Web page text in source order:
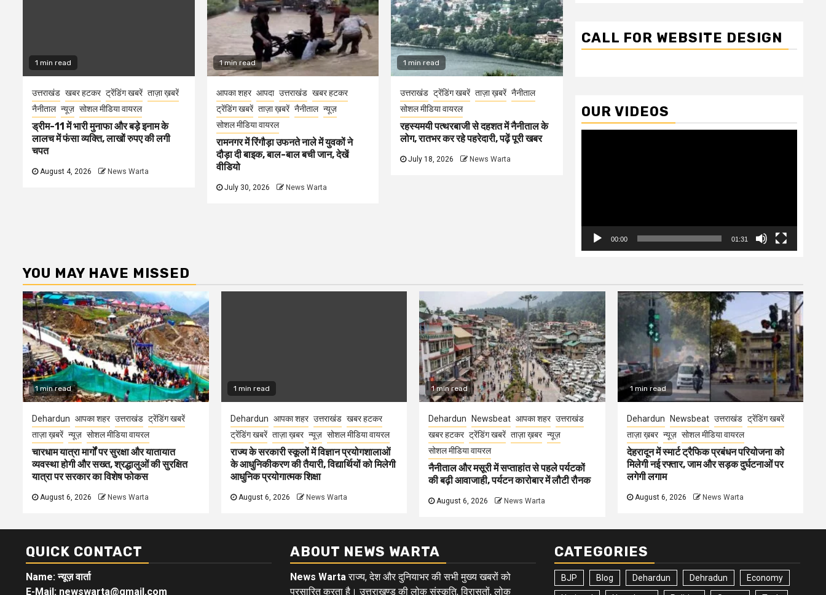
1 min read
उत्तराखंड खबर हटकर ट्रेंडिंग खबरें ताज़ा ख़बरें
नैनीताल न्यूज़ सोशल मीडिया वायरल
ड्रीम-11 में भारी मुनाफा और बड़े इनाम के
लालच में फंसा व्यक्ति, लाखों रुपए की लगी
चपत
August 4, 2026 News Warta
1 min read
आपका शहर आपदा उत्तराखंड खबर हटकर
ट्रेंडिंग खबरें ताज़ा ख़बरें नैनीताल न्यूज़
सोशल मीडिया वायरल
रामनगर में रिंगौड़ा उफनते नाले में युवकों ने
दौड़ा दी बाइक, बाल-बाल बची जान, देखें
वीडियो
July 30, 2026 News Warta
1 min read
उत्तराखंड ट्रेंडिंग खबरें ताज़ा ख़बरें नैनीताल
सोशल मीडिया वायरल
रहस्यमयी पत्थरबाजी से दहशत में नैनीताल के
लोग, रातभर कर रहे पहरेदारी, पढ़ें पूरी खबर
July 18, 2026 News Warta
CALL FOR WEBSITE DESIGN
OUR VIDEOS
00:00 01:31
YOU MAY HAVE MISSED
1 min read
Dehardun आपका शहर उत्तराखंड ट्रेंडिंग खबरें
ताज़ा ख़बरें न्यूज़ सोशल मीडिया वायरल
चारधाम यात्रा मार्गों पर सुरक्षा और यातायात
व्यवस्था होगी और सख्त, श्रद्धालुओं की सुरक्षित
यात्रा पर सरकार का विशेष फोकस
August 6, 2026 News Warta
1 min read
Dehardun आपका शहर उत्तराखंड खबर हटकर
ट्रेंडिंग खबरें ताज़ा ख़बर न्यूज़ सोशल मीडिया वायरल
राज्य के सरकारी स्कूलों में विज्ञान प्रयोगशालाओं
के आधुनिकीकरण की तैयारी, विद्यार्थियों को मिलेगी
आधुनिक प्रयोगात्मक शिक्षा
August 6, 2026 News Warta
1 min read
Dehardun Newsbeat आपका शहर उत्तराखंड
खबर हटकर ट्रेंडिंग खबरें ताज़ा ख़बर न्यूज़
सोशल मीडिया वायरल
नैनीताल और मसूरी में सप्ताहांत से पहले पर्यटकों
की बढ़ी आवाजाही, पर्यटन कारोबार में लौटी रौनक
August 6, 2026 News Warta
1 min read
Dehardun Newsbeat उत्तराखंड ट्रेंडिंग खबरें
ताज़ा ख़बर न्यूज़ सोशल मीडिया वायरल
देहरादून में स्मार्ट ट्रैफिक प्रबंधन परियोजना को
मिलेगी नई रफ्तार, जाम और सड़क दुर्घटनाओं पर
लगेगी लगाम
August 6, 2026 News Warta
QUICK CONTACT
Name: न्यूज़ वार्ता
E-Mail: newswarta@gmail.com
ABOUT NEWS WARTA
News Wartaराज्य, देश और दुनियाभर की सभी मुख्य खबरों को
प्रसारित करता है। उत्तराखण्ड की लोक संस्कृति, विरासतों, लोक
CATEGORIES
BJP Blog Dehardun Dehradun Economy